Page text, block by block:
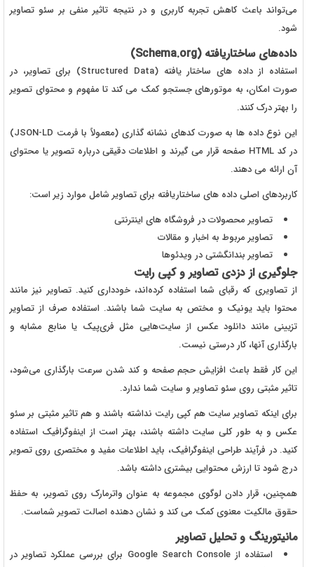
می‌تواند باعث کاهش تجربه کاربری و در نتیجه تاثیر منفی بر سئو تصاویر
شود.
داده‌های ساختاریافته (Schema.org
)
استفاده از داده های ساختار یافته (Structured Data) برای تصاویر، در
صورت امکان، به موتورهای جستجو کمک می کند تا مفهوم و محتوای تصویر
را بهتر درک کنند.
این نوع داده ها به صورت کدهای نشانه گذاری (معمولاً با فرمت JSON-LD
)
در کد HTML صفحه قرار می گیرند و اطلاعات دقیقی درباره تصویر یا محتوای
آن ارائه می دهند.
کاربردهای اصلی داده های ساختاریافته برای تصاویر شامل موارد زیر است:
تصاویر محصولات در فروشگاه های اینترنتی
تصاویر مربوط به اخبار و مقالات
تصاویر بندانگشتی در ویدئوها
جلوگیری از دزدی تصاویر و کپی رایت
از تصاویری که رقبای شما استفاده کرده‌اند، خودداری کنید. تصاویر نیز مانند
محتوا باید یونیک و مختص به سایت شما باشند. استفاده صرف از تصاویر
تزیینی مانند دانلود عکس از سایت‌هایی مثل فری‌پیک یا منابع مشابه و
بارگذاری آنها، کار درستی نیست.
این کار فقط باعث افزایش حجم صفحه و کند شدن سرعت بارگذاری می‌شود،
تاثیر مثبتی روی سئو تصاویر و سایت شما ندارد.
برای اینکه تصاویر سایت هم کپی رایت نداشته باشند و هم تاثیر مثبتی بر سئو
عکس و به طور کلی سایت داشته باشند، بهتر است از اینفوگرافیک استفاده
کنید. در فرآیند طراحی اینفوگرافیک، باید اطلاعات مفید و مختصری روی تصویر
درج شود تا ارزش محتوایی بیشتری داشته باشد.
همچنین، قرار دادن لوگوی مجموعه به عنوان واترمارک روی تصویر، به حفظ
حقوق مالکیت معنوی کمک می کند و نشان دهنده اصالت تصویر شماست.
مانیتورینگ و تحلیل تصاویر
استفاده ازGoogle Search Console برای بررسی عملکرد تصاویر در